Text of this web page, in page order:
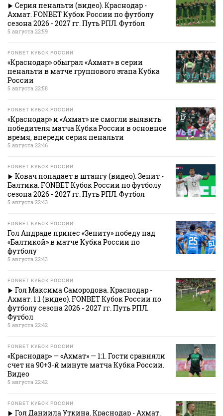
Серия пенальти (видео). Краснодар -
Ахмат. FONBET Кубок России по футболу
сезона 2026 - 2027 гг. Путь РПЛ. Футбол
5 августа 22:59
FONBET КУБОК РОССИИ
«Краснодар» обыграл «Ахмат» в серии
пенальти в матче группового этапа Кубка
России
5 августа 22:58
FONBET КУБОК РОССИИ
«Краснодар» и «Ахмат» не смогли выявить
победителя матча Кубка России в основное
время, впереди серия пенальти
5 августа 22:46
FONBET КУБОК РОССИИ
Ковач попадает в штангу (видео). Зенит -
Балтика. FONBET Кубок России по футболу
сезона 2026 - 2027 гг. Путь РПЛ. Футбол
5 августа 22:43
FONBET КУБОК РОССИИ
Гол Андраде принес «Зениту» победу над
«Балтикой» в матче Кубка России по
футболу
5 августа 22:43
FONBET КУБОК РОССИИ
Гол Максима Самородова. Краснодар -
Ахмат. 1:1 (видео). FONBET Кубок России по
футболу сезона 2026 - 2027 гг. Путь РПЛ.
Футбол
5 августа 22:42
FONBET КУБОК РОССИИ
«Краснодар» — «Ахмат» — 1:1. Гости сравняли
счет на 90+3‑й минуте матча Кубка России.
Видео
5 августа 22:42
FONBET КУБОК РОССИИ
Гол Даниила Уткина. Краснодар - Ахмат.